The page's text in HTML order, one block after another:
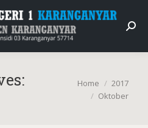
You are here:
Home
2017
Oktober